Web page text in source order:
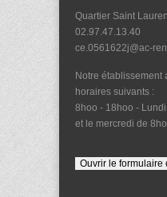
Quartier Saint
02.97.47.13.40
ce.0561622j@ac-
Notre établissement
horaires suivants :
8hoo - 18hoo -
et le mercredi de